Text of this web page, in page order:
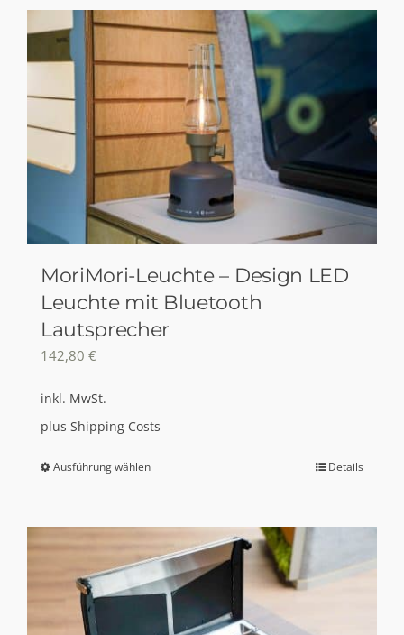
mehrere
Varianten
Die
Optionen
können
auf
der
Produktseite
werden
MoriMori-Leuchte – Design LED
Leuchte mit Bluetooth
Lautsprecher
142,80 €
inkl. MwSt.
plus Shipping Costs
Ausführung wählenDieses
mehrere
Varianten
auf.
Die
Details